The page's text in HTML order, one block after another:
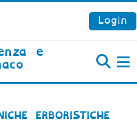
Login
e
ERBORISTICHE